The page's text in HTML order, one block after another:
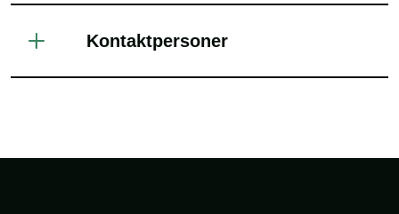
Kontaktpersoner